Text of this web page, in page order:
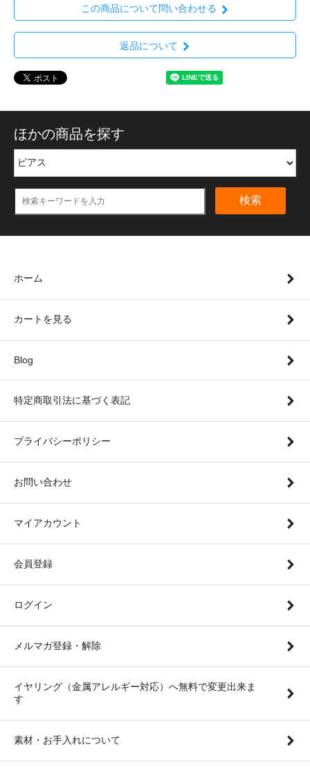
この商品について問い合わせる
返品について
ほかの商品を探す
検索
ホーム
カートを見る
Blog
特定商取引法に基づく表記
プライバシーポリシー
お問い合わせ
マイアカウント
会員登録
ログイン
メルマガ登録・解除
イヤリング（金属アレルギー対応）へ無料で変更出来ま
す
素材・お手入れについて